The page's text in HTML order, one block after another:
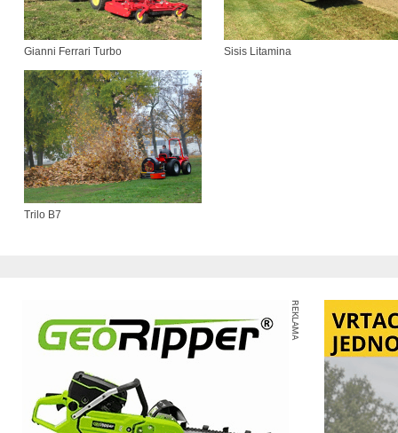
Gianni Ferrari Turbo Sisis Litamina
Trilo B7
REKLAMA